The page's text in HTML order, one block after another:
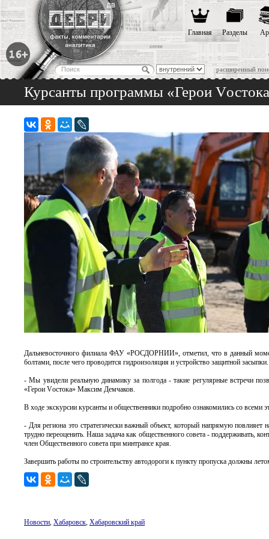
расширенный
Главная Разделы
Курсанты программы «Герои
Дальневосточного филиала ФАУ «РОСДОРНИИ», отметил, что в данный
болтами, после чего проводится гидроизоляция и устройство защитной
- Мы увидели реальную динамику за полгода - такие регулярные встречи
«Герои Vостока» Максим Демчаков.
В ходе экскурсии курсанты и общественники подробно ознакомились со всеми
- Для региона это стратегически важный объект, который напрямую повлияет
трудно переоценить. Наша задача как общественного совета - поддерживать,
член Общественного совета при минтрансе края.
Завершить работы по строительству автодороги к пункту пропуска должны
Новости, Хабаровск, Хабаровский край